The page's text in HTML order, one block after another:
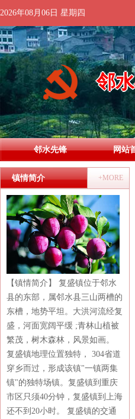
2026年08月06日 星期四
邻
邻水先锋 网站
镇情简介 +MORE
【镇情简介】 复盛镇位于邻水
县的东部，属邻水县三山两槽的
东槽，地势平坦。大洪河流经复
盛，河面宽阔平缓 ;青林山植被
繁茂，树木森林，风景如画。
复盛镇地理位置独特， 304省道
穿乡而过，形成该镇"一镇两集
镇"的独特场镇。复盛镇到重庆
市区只须40分钟，复盛镇到上海
还不到20小时。 复盛镇的交通